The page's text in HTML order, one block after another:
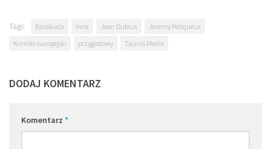
Tagi: Barakuda Inne Jean Dufaux
Jeremy Petiqueux
Komiks europejski
przygodowy Taurus Media
DODAJ KOMENTARZ
Komentarz *